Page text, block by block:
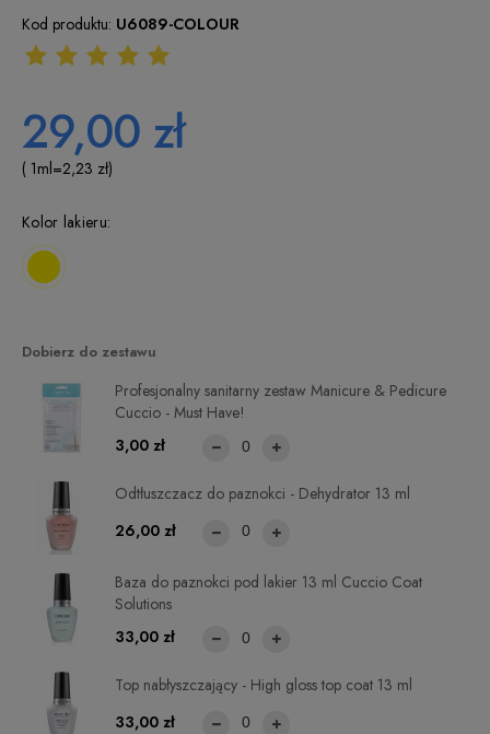
Kod produktu: U6089-COLOUR
29,00 zł
( 1ml=2,23 zł)
Kolor lakieru:
Dobierz do zestawu
Top nabłyszczający - High gloss top coat 13 ml
33,00 zł
Baza do paznokci pod lakier 13 ml Cuccio Coat
Solutions
33,00 zł
Odtłuszczacz do paznokci - Dehydrator 13 ml
26,00 zł
Profesjonalny sanitarny zestaw Manicure & Pedicure
Cuccio - Must Have!
3,00 zł